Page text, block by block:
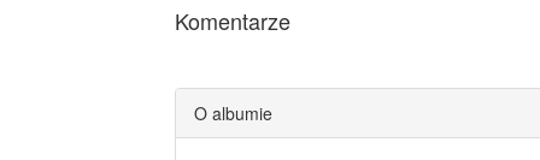
Komentarze
O albumie